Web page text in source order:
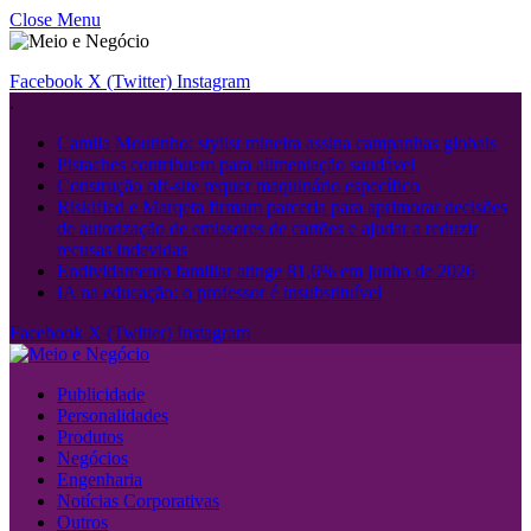
Close Menu
Facebook X (Twitter) Instagram
.
Camila Moutinho: stylist mineira assina campanhas globais
Pistaches contribuem para alimentação saudável
Construção off-site requer maquinário específico
Riskified e Marqeta firmam parceria para aprimorar decisões
de autorização de emissores de cartões e ajudar a reduzir
recusas indevidas
Endividamento familiar atinge 81,6% em junho de 2026
IA na educação: o professor é insubstituível
Facebook X (Twitter) Instagram
Publicidade
Personalidades
Produtos
Negócios
Engenharia
Notícias Corporativas
Outros